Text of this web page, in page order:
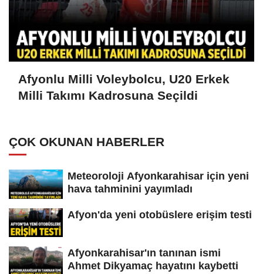
Afyonlu Milli Voleybolcu, U20 Erkek
Milli Takımı Kadrosuna Seçildi
ÇOK OKUNAN HABERLER
Meteoroloji Afyonkarahisar için yeni
hava tahminini yayımladı
Afyon'da yeni otobüslere erişim testi
Afyonkarahisar'ın tanınan ismi
Ahmet Dikyamaç hayatını kaybetti